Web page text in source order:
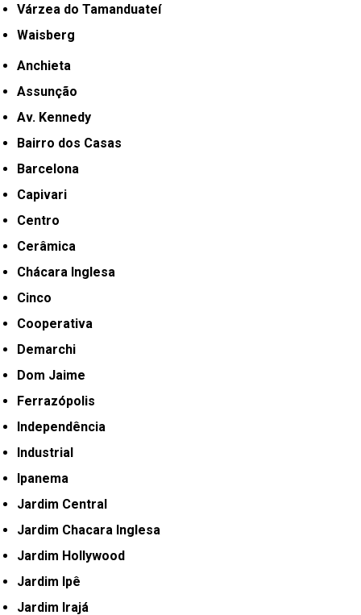
Várzea do Tamanduateí
Waisberg
Anchieta
Assunção
Av. Kennedy
Bairro dos Casas
Barcelona
Capivari
Centro
Cerâmica
Chácara Inglesa
Cinco
Cooperativa
Demarchi
Dom Jaime
Ferrazópolis
Independência
Industrial
Ipanema
Jardim Central
Jardim Chacara Inglesa
Jardim Hollywood
Jardim Ipê
Jardim Irajá